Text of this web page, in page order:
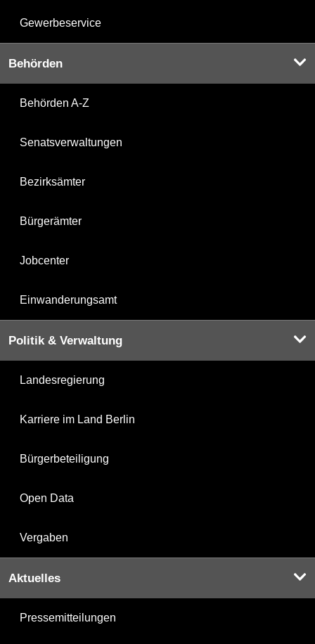
Gewerbeservice
Behörden
Behörden A-Z
Senatsverwaltungen
Bezirksämter
Bürgerämter
Jobcenter
Einwanderungsamt
Politik & Verwaltung
Landesregierung
Karriere im Land Berlin
Bürgerbeteiligung
Open Data
Vergaben
Aktuelles
Pressemitteilungen